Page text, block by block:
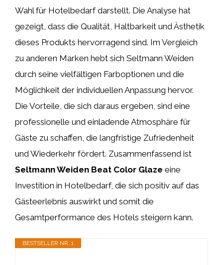
Wahl für Hotelbedarf darstellt. Die Analyse hat
gezeigt, dass die Qualität, Haltbarkeit und Ästhetik
dieses Produkts hervorragend sind. Im Vergleich
zu anderen Marken hebt sich Seltmann Weiden
durch seine vielfältigen Farboptionen und die
Möglichkeit der individuellen Anpassung hervor.
Die Vorteile, die sich daraus ergeben, sind eine
professionelle und einladende Atmosphäre für
Gäste zu schaffen, die langfristige Zufriedenheit
und Wiederkehr fördert. Zusammenfassend ist
Seltmann Weiden Beat Color Glaze eine
Investition in Hotelbedarf, die sich positiv auf das
Gästeerlebnis auswirkt und somit die
Gesamtperformance des Hotels steigern kann.
BESTSELLER NR. 1